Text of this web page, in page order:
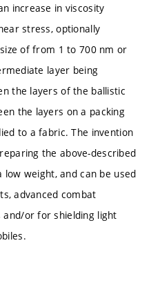
increase in viscosity
stress, optionally
of from 1 to 700 nm or
layer being
the layers of the ballistic
the layers on a packing
to a fabric. The invention
the above-described
weight, and can be used
advanced combat
or for shielding light